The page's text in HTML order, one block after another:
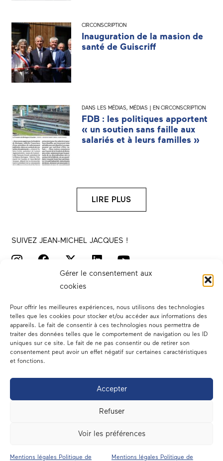
Gérer le consentement aux
cookies
Pour offrir les meilleures expériences, nous utilisons des technologies
telles que les cookies pour stocker et/ou accéder aux informations des
appareils. Le fait de consentir à ces technologies nous permettra de
traiter des données telles que le comportement de navigation ou les ID
uniques sur ce site. Le fait de ne pas consentir ou de retirer son
consentement peut avoir un effet négatif sur certaines caractéristiques
et fonctions.
Accepter
Refuser
Voir les préférences
Mentions légales Politique de Mentions légales Politique de
CIRCONSCRIPTION
Inauguration de la masion de
santé de Guiscriff
DANS LES MÉDIAS, MÉDIAS | EN CIRCONSCRIPTION
FDB : les politiques apportent
« un soutien sans faille aux
salariés et à leurs familles »
LIRE PLUS
SUIVEZ JEAN-MICHEL JACQUES !
Votre député
Dans les médias
En circonscription
A l’assemblée
Contact